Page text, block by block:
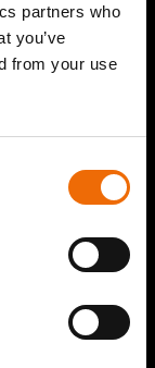
partners who
you’ve
from your use